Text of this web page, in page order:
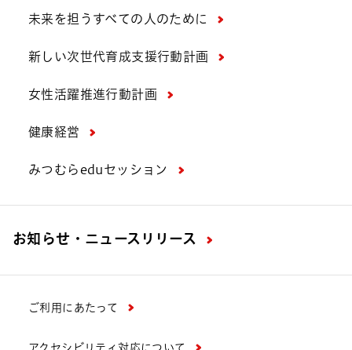
未来を担うすべての人のために
新しい次世代育成支援行動計画
女性活躍推進行動計画
健康経営
みつむらeduセッション
お知らせ・ニュースリリース
ご利用にあたって